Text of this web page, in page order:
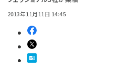
2013年11月11日 14:45